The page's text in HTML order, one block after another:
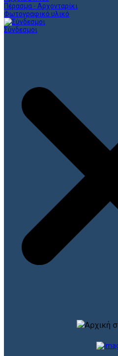
Πέρασμα - Αρχονταρίκι
Φωτογραφικό υλικό
Σύνδεσμοι